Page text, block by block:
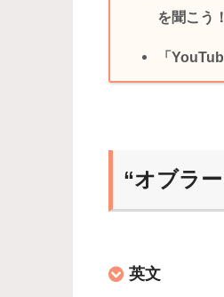
を聞こう！
「
“オブラ
英文